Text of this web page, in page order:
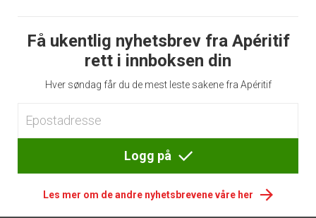
Få ukentlig nyhetsbrev fra Apéritif
rett i innboksen din
Hver søndag får du de mest leste sakene fra Apéritif
Logg på
Les mer om de andre nyhetsbrevene våre her